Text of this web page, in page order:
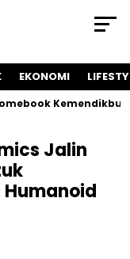
EKONOMI
Kemendikbud
Jalin